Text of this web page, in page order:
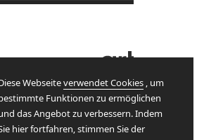
Webseiteverwendet Cookies , um
Funktionen zu ermöglichen
das Angebot zu verbessern. Indem
hier fortfahren, stimmen Sie der